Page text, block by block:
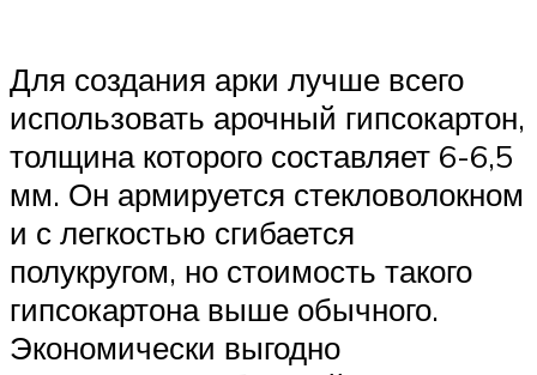
Для создания арки лучше всего
использовать арочный гипсокартон,
толщина которого составляет 6-6,5
мм. Он армируется стекловолокном
и с легкостью сгибается
полукругом, но стоимость такого
гипсокартона выше обычного.
Экономически выгодно